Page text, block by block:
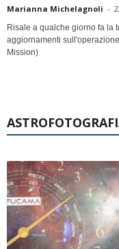
Marianna Michelagnoli -
Risale a qualche giorno fa la
aggiornamenti
Mission)